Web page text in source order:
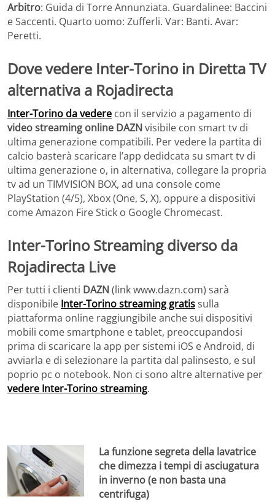
Arbitro: Guida di Torre Annunziata. Guardalinee: Baccini
e Saccenti. Quarto uomo: Zufferli. Var: Banti. Avar:
Peretti.
Dove vedere Inter-Torino in Diretta TV
alternativa a Rojadirecta
Inter-Torino da vedere con il servizio a pagamento di
video streaming online DAZNvisibile con smart tv di
ultima generazione compatibili. Per vedere la partita di
calcio basterà scaricare l’app dedidcata su smart tv di
ultima generazione o, in alternativa, collegare la propria
tv ad un TIMVISION BOX, ad una console come
PlayStation (4/5), Xbox (One, S, X), oppure a dispositivi
come Amazon Fire Stick o Google Chromecast.
Inter-Torino Streaming diverso da
Rojadirecta Live
Per tutti i clienti DAZN(link www.dazn.com) sarà
disponibile Inter-Torino streaming gratissulla
piattaforma online raggiungibile anche sui dispositivi
mobili come smartphone e tablet, preoccupandosi
prima di scaricare la app per sistemi iOS e Android, di
avviarla e di selezionare la partita dal palinsesto, e sul
poprio pc o notebook. Non ci sono altre alternative per
vedere Inter-Torino streaming.
La funzione segreta della lavatrice
che dimezza i tempi di asciugatura
in inverno (e non basta una
centrifuga)